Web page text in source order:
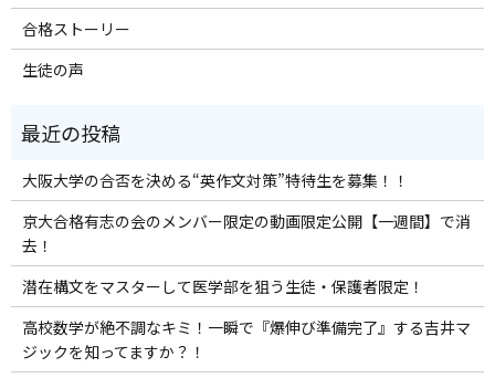
合格ストーリー
生徒の声
大阪大学の合否を決める“英作文対策”特待生を募集！！
京大合格有志の会のメンバー限定の動画限定公開【一週間】で消
去！
潜在構文をマスターして医学部を狙う生徒・保護者限定！
高校数学が絶不調なキミ！一瞬で『爆伸び準備完了』する吉井マ
ジックを知ってますか？！